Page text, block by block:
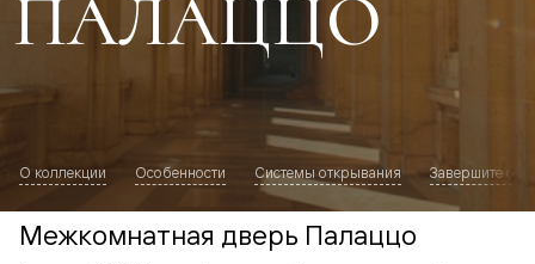
ПАЛАЦЦО
О коллекции Особенности Системы открывания Завершите
Межкомнатная дверь Палаццо